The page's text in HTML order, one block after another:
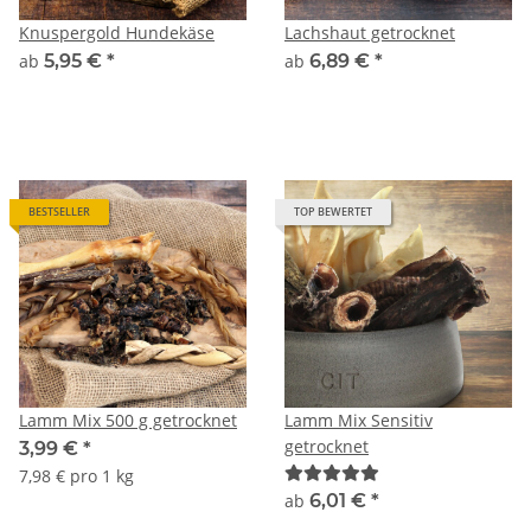
Knuspergold Hundekäse
ab 5,95 € *
Lachshaut getrocknet
ab 6,89 € *
BESTSELLER
Lamm Mix 500 g getrocknet
3,99 € *
7,98 € pro 1 kg
TOP BEWERTET
Lamm Mix Sensitiv
getrocknet
ab 6,01 € *